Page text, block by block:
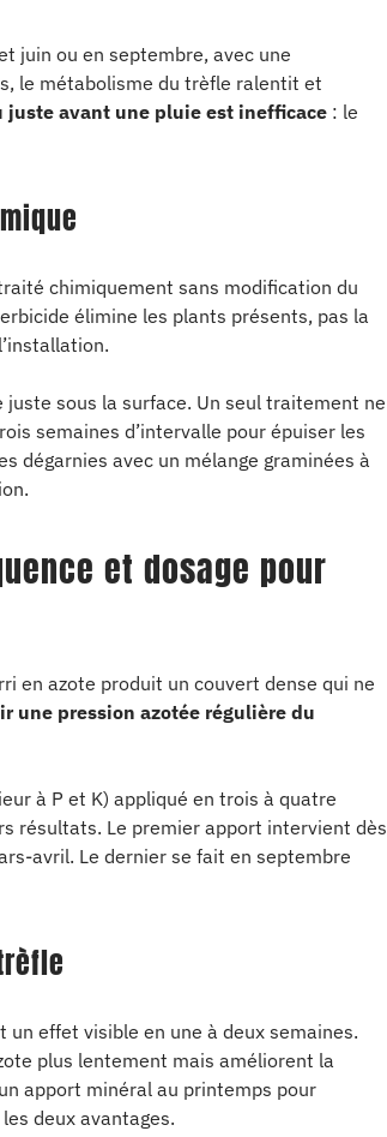
juin ou en septembre, avec une
le métabolisme du trèfle ralentit et
juste avant une pluie est inefficace : le
chimiquement sans modification du
élimine les plants présents, pas la
sous la surface. Un seul traitement ne
semaines d’intervalle pour épuiser les
dégarnies avec un mélange graminées à
et dosage pour
en azote produit un couvert dense qui ne
une pression azotée régulière du
à P et K) appliqué en trois à quatre
résultats. Le premier apport intervient dès
avril. Le dernier se fait en septembre
effet visible en une à deux semaines.
plus lentement mais améliorent la
apport minéral au printemps pour
deux avantages.